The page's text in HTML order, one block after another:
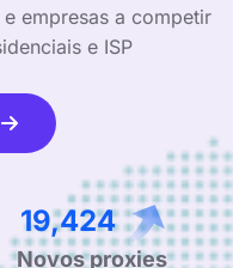
empresas a competir
e ISP
31,991
Novos proxies